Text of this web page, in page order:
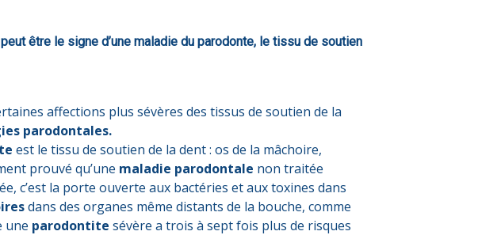
être le signe d’une maladie du parodonte, le tissu de soutien
affections plus sévères des tissus de soutien de la
parodontales.
est le tissu de soutien de la dent : os de la mâchoire,
prouvé qu’une maladie parodontale non traitée
c’est la porte ouverte aux bactéries et aux toxines dans
dans des organes même distants de la bouche, comme
une parodontite sévère a trois à sept fois plus de risques